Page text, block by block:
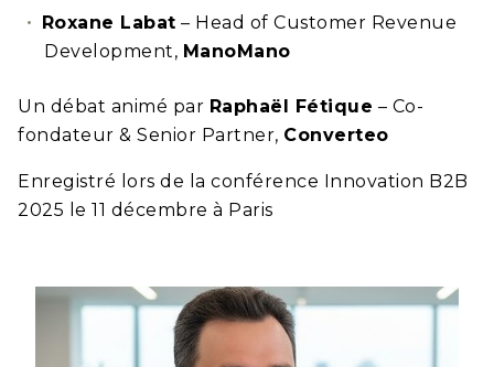
Roxane Labat – Head of Customer Revenue
Development, ManoMano
Un débat animé par Raphaël Fétique – Co-
fondateur & Senior Partner, Converteo
Enregistré lors de la conférence Innovation B2B
2025 le 11 décembre à Paris